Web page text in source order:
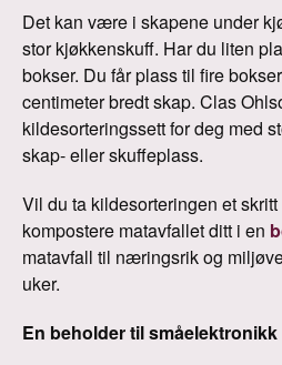
Det kan være i skapene under
stor kjøkkenskuff. Har du liten
bokser. Du får plass til fire
centimeter bredt skap. Clas
kildesorteringssett for deg med
skap- eller skuffeplass.
Vil du ta kildesorteringen et
kompostere matavfallet ditt i en
matavfall til næringsrik og
uker.
En beholder til småelektronikk